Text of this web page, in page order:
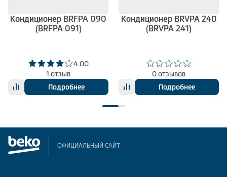
Кондиционер BRFPA 090
(BRFPA 091)
4.00
1 отзыв
Подробнее
Кондиционер BRVPA 240
(BRVPA 241)
0 отзывов
Подробнее
ОФИЦИАЛЬНЫЙ САЙТ